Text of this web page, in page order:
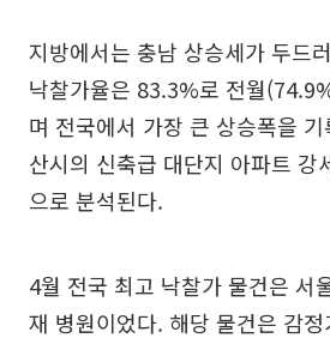
지방에서는 충남 상승세가 두드
낙찰가율은 83.3%로 전월
며 전국에서 가장 큰 상승폭을
산시의 신축급 대단지 아파트 강
으로 분석된다.
4월 전국 최고 낙찰가 물건은 서
재 병원이었다. 해당 물건은 감